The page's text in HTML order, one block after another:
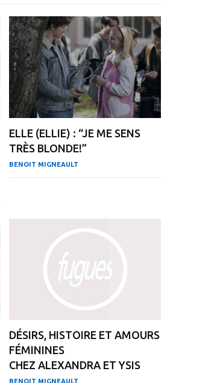
ELLE (ELLIE) : “JE ME SENS
TRÈS BLONDE!”
BENOIT MIGNEAULT
DÉSIRS, HISTOIRE ET AMOURS
FÉMININES
CHEZ ALEXANDRA ET YSIS
BENOIT MIGNEAULT